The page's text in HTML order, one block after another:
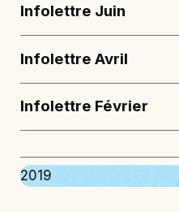
Infolettre Juin
Infolettre Avril
Infolettre Février
2019